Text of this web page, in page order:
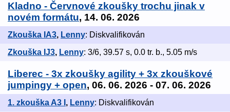
Kladno - Červnové zkoušky trochu jinak v
novém formátu, 14. 06. 2026
Zkouška IA3, Lenny: Diskvalifikován
Zkouška IJ3, Lenny: 3/6, 39.57 s, 0.0 tr. b., 5.05 m/s
Liberec - 3x zkoušky agility + 3x zkouškové
jumpingy + open, 06. 06. 2026 - 07. 06. 2026
1. zkouška A3 I , Lenny: Diskvalifikován